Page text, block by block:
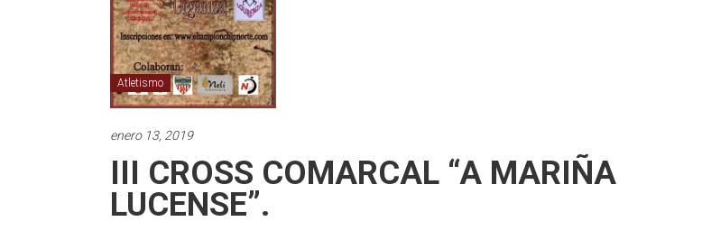
Atletismo
enero 13, 2019
III CROSS COMARCAL “A MARIÑA
LUCENSE”.